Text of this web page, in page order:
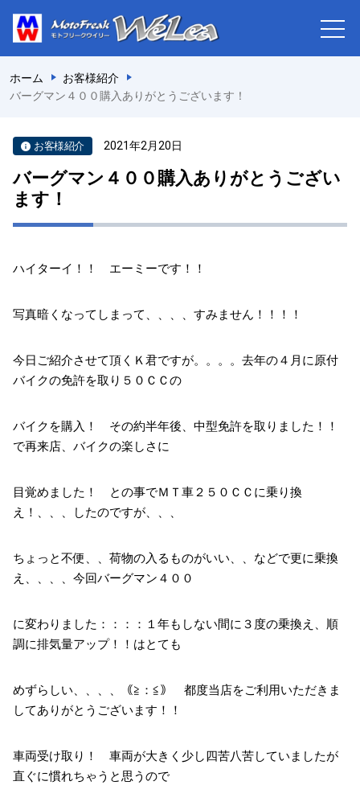
ホーム
お客様紹介
バーグマン４００購入ありがとうございます！
お客様紹介 2021年2月20日
バーグマン４００購入ありがとうござい
ます！
ハイターイ！！ エーミーです！！
写真暗くなってしまって、、、、すみません！！！！
今日ご紹介させて頂くＫ君ですが。。。。去年の４月に原付
バイクの免許を取り５０ＣＣの
バイクを購入！ その約半年後、中型免許を取りました！！
で再来店、バイクの楽しさに
目覚めました！ との事でＭＴ車２５０ＣＣに乗り換
え！、、、したのですが、、、
ちょっと不便、、荷物の入るものがいい、、などで更に乗換
え、、、、今回バーグマン４００
に変わりました：：：：１年もしない間に３度の乗換え、順
調に排気量アップ！！はとても
めずらしい、、、、｟≧：≦｠ 都度当店をご利用いただきま
してありがとうございます！！
車両受け取り！ 車両が大きく少し四苦八苦していましたが
直ぐに慣れちゃうと思うので